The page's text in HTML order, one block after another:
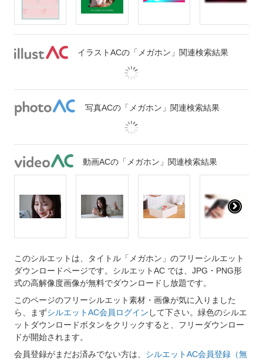
イラストACの「メガホン」関連検索結果
写真ACの「メガホン」関連検索結果
動画ACの「メガホン」関連検索結果
このシルエットは、タイトル「メガホン」のフリーシルエット
ダウンロードページです。シルエットAC では、JPG・PNG形
式の高解像度画像が無料でダウンロードし放題です。
このページのフリーシルエット素材・画像が気に入りました
ら、まずシルエットAC会員ログイン して下さい。緑色のシルエ
ットダウンロードボタンをクリックすると、フリーダウンロー
ドが開始されます。
会員登録がまだお済みでない方は、 シルエットAC会員登録（無